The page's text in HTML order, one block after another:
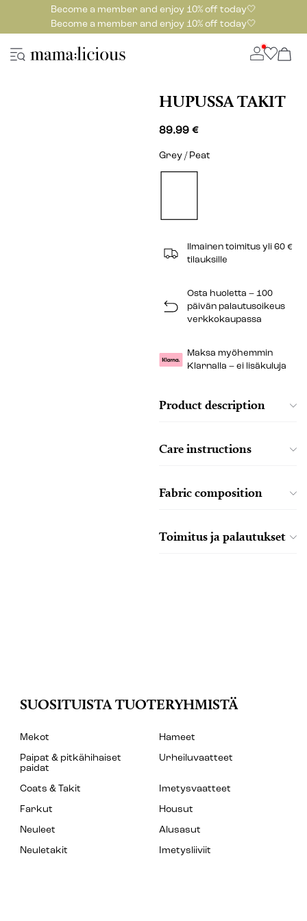
Become a member and enjoy 10% off today🤍
Become a member and enjoy 10% off today🤍
HUPUSSA TAKIT
89.99 €
Grey / Peat
Ilmainen toimitus yli 60 €
tilauksille
Osta huoletta – 100
päivän palautusoikeus
verkkokaupassa
Maksa myöhemmin
Klarnalla – ei lisäkuluja
Product description
Care instructions
Fabric composition
Toimitus ja palautukset
SUOSITUISTA TUOTERYHMISTÄ
Mekot
Hameet
Paipat & pitkähihaiset
paidat
Urheiluvaatteet
Coats & Takit
Imetysvaatteet
Farkut
Housut
Neuleet
Alusasut
Neuletakit
Imetysliiviit